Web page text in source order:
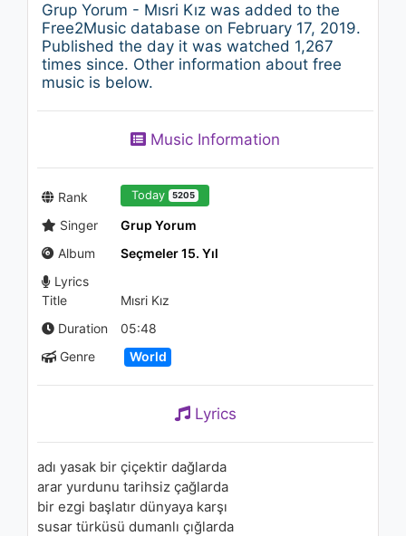
03:28
Atis Freivalds - The Eternal
Fall
1.3K - 7 years ago
04:20
(Audio)
Soner Sarıkabadayı - Kutsal
1.8K - 7 years ago
02:24
Yare
1.5K - 7 years ago
Grup Yorum - Mısri Kız was added to the
Free2Music database on February 17, 2019.
Published the day it was watched 1,267
times since. Other information about free
music is below.
Music Information
Rank Today 5205
Singer
Grup Yorum
Album
Seçmeler 15. Yıl
Lyrics
Title
Mısri Kız
Duration
05:48
Genre
World
Lyrics
adı yasak bir çiçektir dağlarda
arar yurdunu tarihsiz çağlarda
bir ezgi başlatır dünyaya karşı
susar türküsü dumanlı çığlarda